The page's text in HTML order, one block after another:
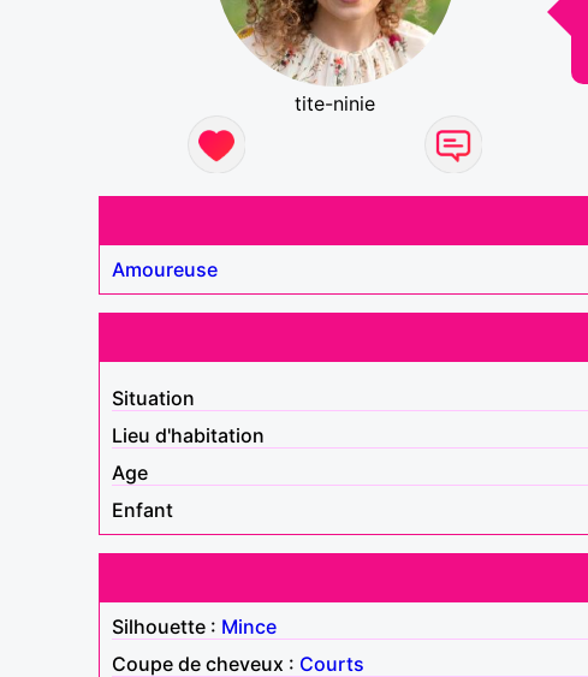
tite-ninie
Amoureuse
Situation
Lieu d'habitation
Age
Enfant
Silhouette : Mince
Coupe de cheveux : Courts